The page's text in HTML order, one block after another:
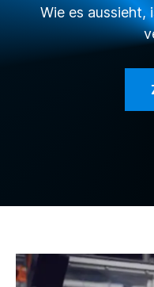
Wie es aussieht,